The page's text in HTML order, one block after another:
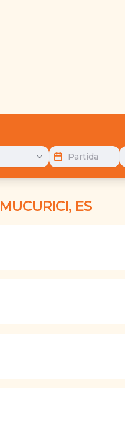
Partida
MUCURICI, ES